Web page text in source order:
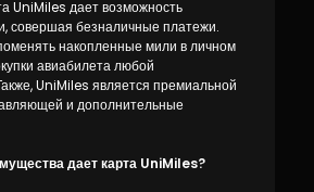
Кешбэк
Тарифы
UniMiles дает возможность
совершая безналичные платежи.
накопленные мили в личном
авиабилета любой
UniMiles является премиальной
и дополнительные
дает карта UniMiles?